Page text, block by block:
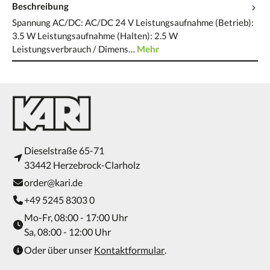
Beschreibung
Spannung AC/DC: AC/DC 24 V Leistungsaufnahme (Betrieb):
3.5 W Leistungsaufnahme (Halten): 2.5 W
Leistungsverbrauch / Dimens… Mehr
Dieselstraße 65-71
33442 Herzebrock-Clarholz
order@kari.de
+49 5245 8303 0
Mo-Fr, 08:00 - 17:00 Uhr
Sa, 08:00 - 12:00 Uhr
Oder über unser Kontaktformular.